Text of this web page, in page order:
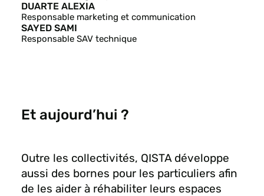
DUARTE ALEXIA
Responsable marketing et communication
SAYED SAMI
Responsable SAV technique
Et aujourd’hui ?
Outre les collectivités, QISTA développe
aussi des bornes pour les particuliers afin
de les aider à réhabiliter leurs espaces